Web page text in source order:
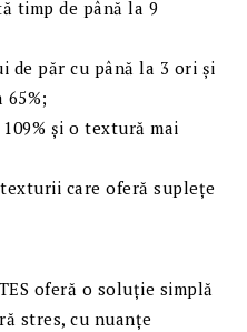
timp de până la 9
de păr cu până la 3 ori și
și o textură mai
care oferă suplețe
oferă o soluție simplă
stres, cu nuanțe